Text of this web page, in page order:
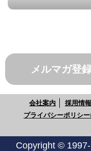
メルマガ登
会社案内 採用情報
プライバシーポリシ
Copyright ©